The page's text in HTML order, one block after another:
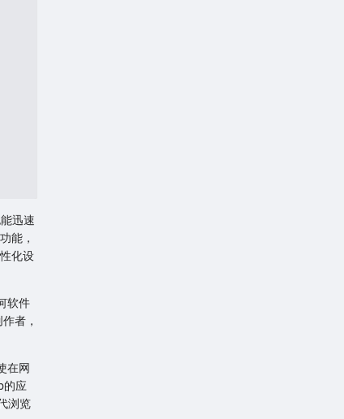
迅速
能，
化设
软件
者，
在网
的应
浏览